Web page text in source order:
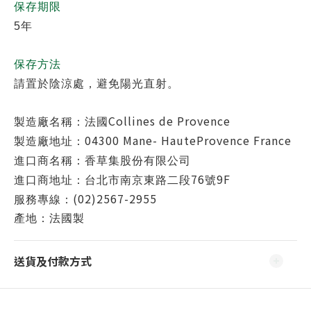
保存期限
5年
保存方法
請置於陰涼處，避免陽光直射。
製造廠名稱：法國 Collines de Provence
製造廠地址： 04300 Mane- HauteProvence France
進口商名稱：香草集股份有限公司
進口商地址：台北市南京東路二段76號9F
服務專線： (02)2567-2955
產地：法國製
送貨及付款方式